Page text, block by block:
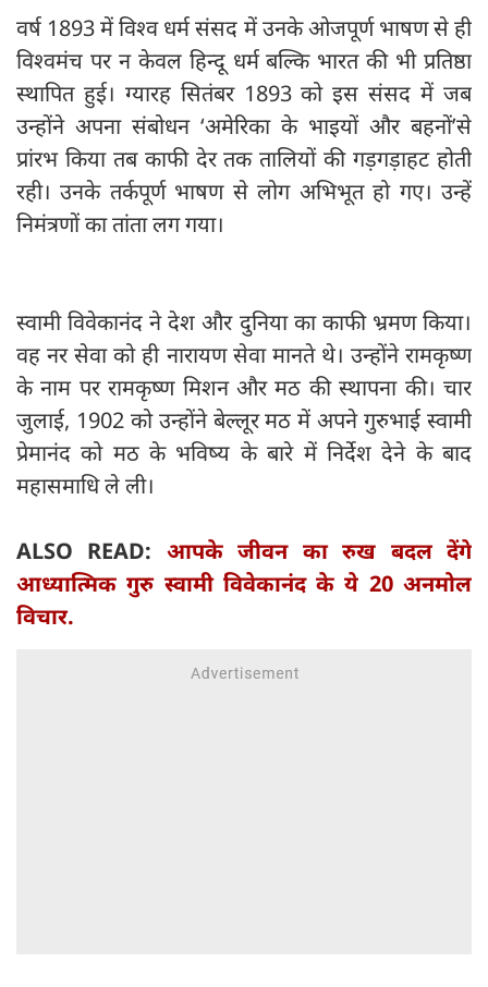
वर्ष 1893 में विश्व धर्म संसद में उनके ओजपूर्ण भाषण से ही
विश्वमंच पर न केवल हिन्दू धर्म बल्कि भारत की भी प्रतिष्ठा
स्थापित हुई। ग्यारह सितंबर 1893 को इस संसद में जब
उन्होंने अपना संबोधन ‘अमेरिका के भाइयों और बहनों’से
प्रांरभ किया तब काफी देर तक तालियों की गड़गड़ाहट होती
रही। उनके तर्कपूर्ण भाषण से लोग अभिभूत हो गए। उन्हें
निमंत्रणों का तांता लग गया।
स्वामी विवेकानंद ने देश और दुनिया का काफी भ्रमण किया।
वह नर सेवा को ही नारायण सेवा मानते थे। उन्होंने रामकृष्ण
के नाम पर रामकृष्ण मिशन और मठ की स्थापना की। चार
जुलाई, 1902 को उन्होंने बेल्लूर मठ में अपने गुरुभाई स्वामी
प्रेमानंद को मठ के भविष्य के बारे में निर्देश देने के बाद
महासमाधि ले ली।
ALSO READ: आपके जीवन का रुख बदल देंगे
आध्यात्मिक गुरु स्वामी विवेकानंद के ये 20 अनमोल
विचार.